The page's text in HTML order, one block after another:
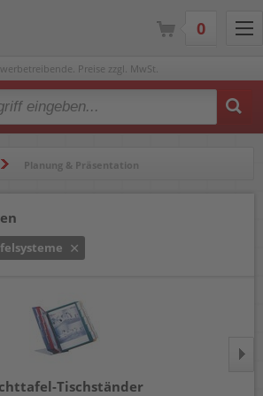
Preise zzgl. MwSt.
for results.
Planung & Präsentation
Tischständer
0